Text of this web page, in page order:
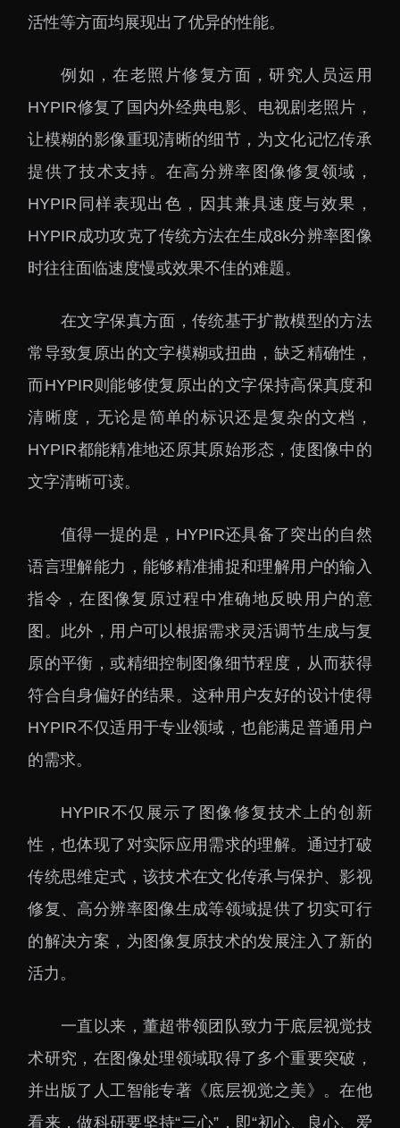
党建工作
树立和践行正确政绩观
学习教育
传承和弘扬科学家精神
我为群众办实事
国家高性能医疗器械创
新中心
国家生物制造产业创新
中心
深港脑科学创新研究院
深圳合成生物学创新研
究院
深圳先进电子材料国际
创新研究院
深圳脑解析与脑模拟重
大科技基础设施
深圳合成生物研究重大
科技基础设施
中欧创新医药与健康研
究中心
活性等方面均展现出了优异的性能。
例如，在老照片修复方面，研究人员运用
HYPIR修复了国内外经典电影、电视剧老照片，
让模糊的影像重现清晰的细节，为文化记忆传承
提供了技术支持。在高分辨率图像修复领域，
HYPIR同样表现出色，因其兼具速度与效果，
HYPIR成功攻克了传统方法在生成8k分辨率图像
时往往面临速度慢或效果不佳的难题。
在文字保真方面，传统基于扩散模型的方法
常导致复原出的文字模糊或扭曲，缺乏精确性，
而HYPIR则能够使复原出的文字保持高保真度和
清晰度，无论是简单的标识还是复杂的文档，
HYPIR都能精准地还原其原始形态，使图像中的
文字清晰可读。
值得一提的是，HYPIR还具备了突出的自然
语言理解能力，能够精准捕捉和理解用户的输入
指令，在图像复原过程中准确地反映用户的意
图。此外，用户可以根据需求灵活调节生成与复
原的平衡，或精细控制图像细节程度，从而获得
符合自身偏好的结果。这种用户友好的设计使得
HYPIR不仅适用于专业领域，也能满足普通用户
的需求。
HYPIR不仅展示了图像修复技术上的创新
性，也体现了对实际应用需求的理解。通过打破
传统思维定式，该技术在文化传承与保护、影视
修复、高分辨率图像生成等领域提供了切实可行
的解决方案，为图像复原技术的发展注入了新的
活力。
一直以来，董超带领团队致力于底层视觉技
术研究，在图像处理领域取得了多个重要突破，
并出版了人工智能专著《底层视觉之美》。在他
看来，做科研要坚持“三心”，即“初心、良心、爱